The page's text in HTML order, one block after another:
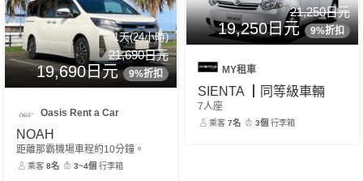
1天(24小時)
21,690日元
19,690日元 9%折扣
Oasis Rent a Car
NOAH
距離那霸機場車程約10分鐘。
乘客8名 3~4個 行李箱
21,250日元
19,250日元 9%折扣
MY租車
SIENTA ┃同等級車輛
7人座
乘客7名 3個 行李箱